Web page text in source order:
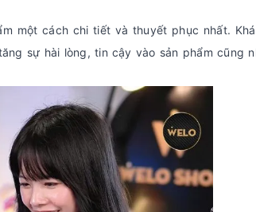
một cách chi tiết và thuyết phục nhất.
sự hài lòng, tin cậy vào sản phẩm cũng